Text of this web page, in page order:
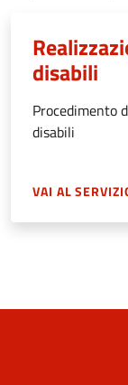
disabili
Procedimento
disabili
VAI AL